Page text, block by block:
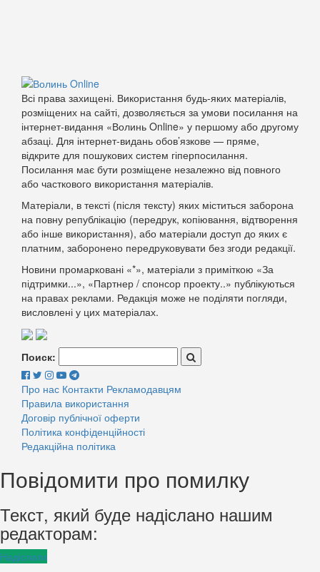
Всі права захищені. Використання будь-яких матеріалів,
розміщених на сайті, дозволяється за умови посилання на
інтернет-видання «Волинь Online» у першому або другому
абзаці. Для інтернет-видань обов’язкове — пряме,
відкрите для пошукових систем гіперпосилання.
Посилання має бути розміщене незалежно від повного
або часткового використання матеріалів.
Матеріали, в тексті (після тексту) яких міститься заборона
на повну републікацію (передрук, копіювання, відтворення
або інше використання), або матеріали доступ до яких є
платним, заборонено передруковувати без згоди редакції.
Новини промарковані «*», матеріали з приміткою «За
підтримки...», «Партнер / спонсор проекту..» публікуються
на правах реклами. Редакція може не поділяти погляди,
висловлені у цих матеріалах.
Поиск:
Про нас Контакти Рекламодавцям
Правила використання
Договір публічної оферти
Політика конфіденційності
Редакційна політика
Повідомити про помилку
Текст, який буде надіслано нашим
редакторам:
Надіслати